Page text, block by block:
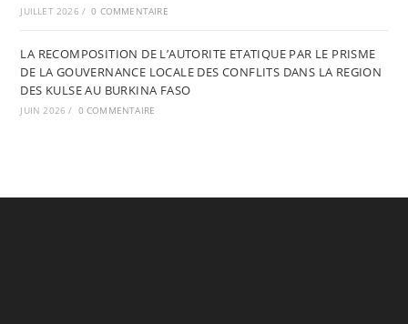
JUILLET 2026 / 0 COMMENTAIRE
LA RECOMPOSITION DE L’AUTORITE ETATIQUE PAR LE PRISME
DE LA GOUVERNANCE LOCALE DES CONFLITS DANS LA REGION
DES KULSE AU BURKINA FASO
JUIN 2026 / 0 COMMENTAIRE